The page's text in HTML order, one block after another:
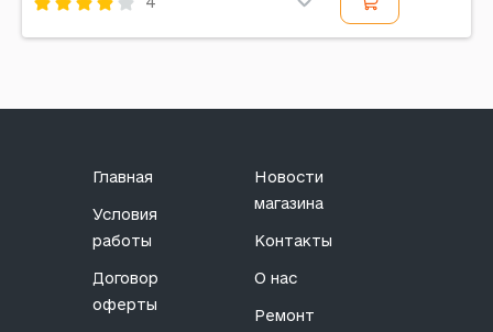
Главная
Условия
работы
Договор
оферты
Новости
магазина
Контакты
О нас
Ремонт